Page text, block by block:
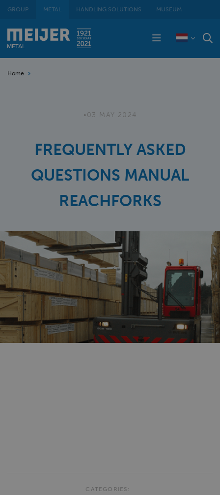
GROUP METAL HANDLING SOLUTIONS MUSEUM
Home
•03 MAY 2024
FREQUENTLY ASKED
QUESTIONS MANUAL
REACHFORKS
CATEGORIES: